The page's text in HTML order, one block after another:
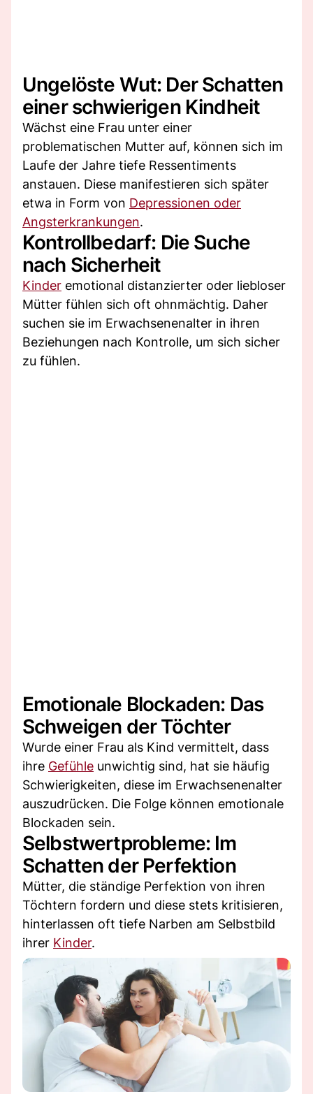
Ungelöste Wut: Der Schatten
einer schwierigen Kindheit
Wächst eine Frau unter einer
problematischen Mutter auf, können sich im
Laufe der Jahre tiefe Ressentiments
anstauen. Diese manifestieren sich später
etwa in Form von Depressionen oder
Angsterkrankungen.
Kontrollbedarf: Die Suche
nach Sicherheit
Kinder emotional distanzierter oder liebloser
Mütter fühlen sich oft ohnmächtig. Daher
suchen sie im Erwachsenenalter in ihren
Beziehungen nach Kontrolle, um sich sicher
zu fühlen.
Emotionale Blockaden: Das
Schweigen der Töchter
Wurde einer Frau als Kind vermittelt, dass
ihre Gefühle unwichtig sind, hat sie häufig
Schwierigkeiten, diese im Erwachsenenalter
auszudrücken. Die Folge können emotionale
Blockaden sein.
Selbstwertprobleme: Im
Schatten der Perfektion
Mütter, die ständige Perfektion von ihren
Töchtern fordern und diese stets kritisieren,
hinterlassen oft tiefe Narben am Selbstbild
ihrer Kinder.